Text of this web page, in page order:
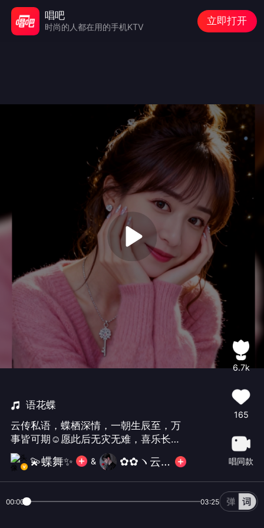
语花蝶
云传私语，蝶栖深情，一朝生辰至，万
事皆可期☺️愿此后无灾无难，喜乐长安
✌️也祝愿同一天生日的闺蜜@এ᭄南南⁵²⁰এ
生日快乐🎂友谊长存🌹生日快乐#
💫蝶舞✨ & ✿✿ヽ云尘ノ✿
6.7k
165
唱同款
00:00 03:25
唱吧
时尚的人都在用的手机KTV
立即打开